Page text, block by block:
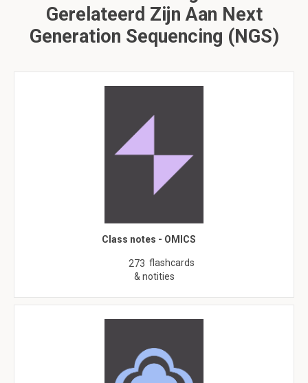
Gerelateerd Zijn Aan Next
Generation Sequencing (NGS)
Class notes - OMICS
273 flashcards
& notities